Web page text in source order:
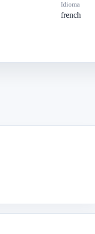
Idioma
french